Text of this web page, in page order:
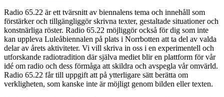
Radio 65.22 är ett tvärsnitt av biennalens tema och innehåll som
förstärker och tillgängliggör skrivna texter, gestaltade situationer och
konstnärliga röster. Radio 65.22 möjliggör också för dig som inte
kan uppleva Luleåbiennalen på plats i Norrbotten att ta del av valda
delar av årets aktiviteter. Vi vill skriva in oss i en experimentell och
utforskande radiotradition där själva mediet blir en plattform för vår
idé om radio och dess förmåga att skildra och avspegla vår omvärld.
Radio 65.22 får till uppgift att på ytterligare sätt berätta om
verkligheten, som kanske inte är möjligt genom bilden eller texten.